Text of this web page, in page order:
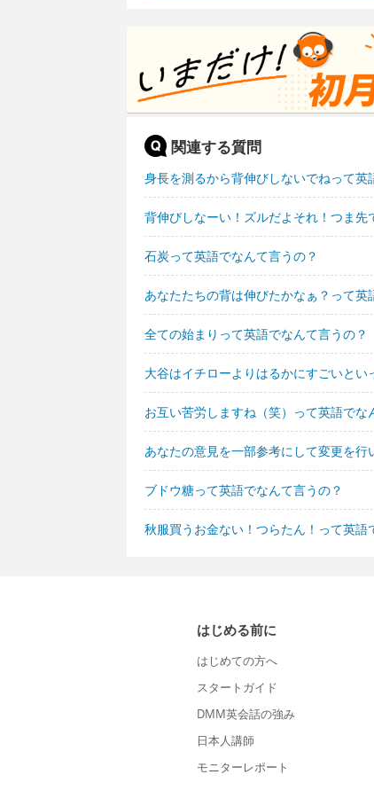
関連する質問
身長を測るから背伸びしないでねって英
背伸びしなーい！ズルだよそれ！つま
石炭って英語でなんて言うの？
あなたたちの背は伸びたかなぁ？って英
全ての始まりって英語でなんて言うの？
大谷はイチローよりはるかにすごいと
お互い苦労しますね（笑）って英語でな
あなたの意見を一部参考にして変更を行
ブドウ糖って英語でなんて言うの？
秋服買うお金ない！つらたん！って英語
はじめる前に
はじめての方へ
スタートガイド
DMM英会話の強み
日本人講師
モニターレポート